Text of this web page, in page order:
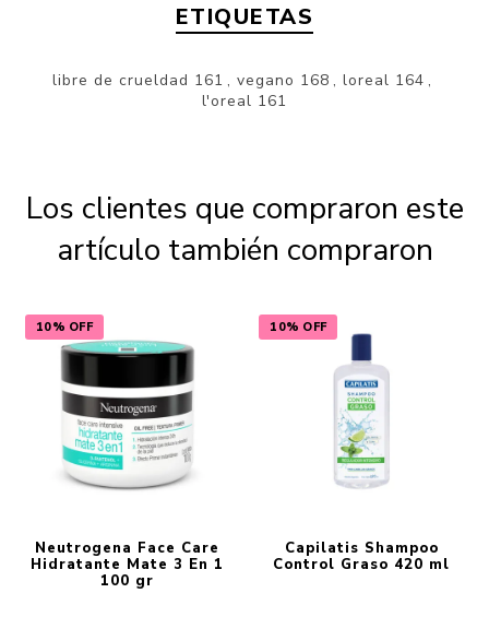
ETIQUETAS
libre de crueldad 161 , vegano 168 , loreal 164 ,
l'oreal 161
Los clientes que compraron este
artículo también compraron
10% OFF
Neutrogena Face Care
Hidratante Mate 3 En 1
100 gr
10% OFF
Capilatis Shampoo
Control Graso 420 ml